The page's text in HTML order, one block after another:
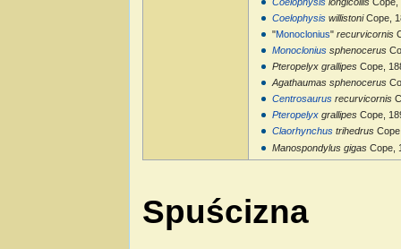
CoelophysiswillistoniCope,
"Monoclonius" recurvicornis
Monocloniussphenocerus
Pteropelyx grallipesCope,
Agathaumas sphenocerus
Centrosaurusrecurvicornis
PteropelyxgrallipesCope,
Claorhynchustrihedrus
Manospondylus gigasCope,
Spuścizna